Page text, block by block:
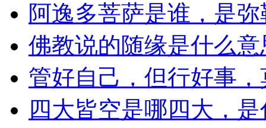
阿逸多菩萨是谁，是
佛教说的随缘是什么
管好自己，但行好事
四大皆空是哪四大，